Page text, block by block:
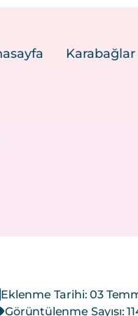
Karabağlar
Eklenme Tarihi: 03
Görüntülenme Sayısı: